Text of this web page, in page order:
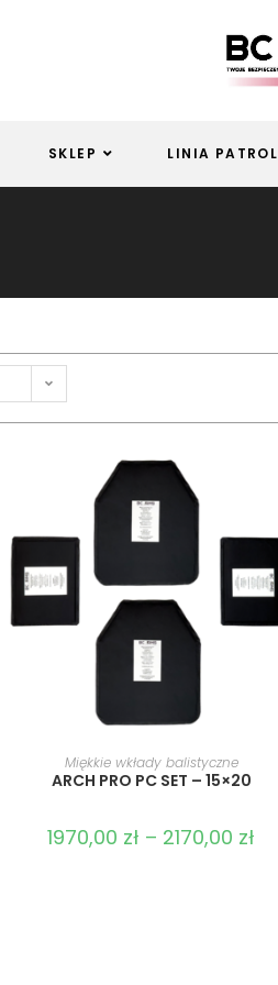
SKLEP LINIA PATROL
WYBIERZ OPCJE
Miękkie wkłady balistyczne
ARCH PRO PC SET – 15×20
1970,00 zł – 2170,00 zł